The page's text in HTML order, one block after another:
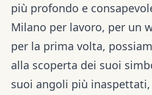
più profondo e
Milano per lavoro, per un
per la prima volta,
alla scoperta dei suoi
suoi angoli più